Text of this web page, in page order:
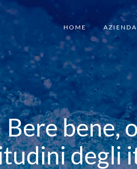
HOME AZIENDA
Bere bene,
degli